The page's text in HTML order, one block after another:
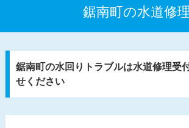
鋸南町の水道修理
鋸南町の水回りトラブルは水道修理受
せください